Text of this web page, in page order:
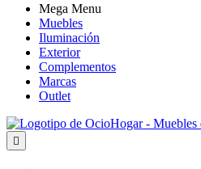
Mega Menu
Muebles
Iluminación
Exterior
Complementos
Marcas
Outlet
